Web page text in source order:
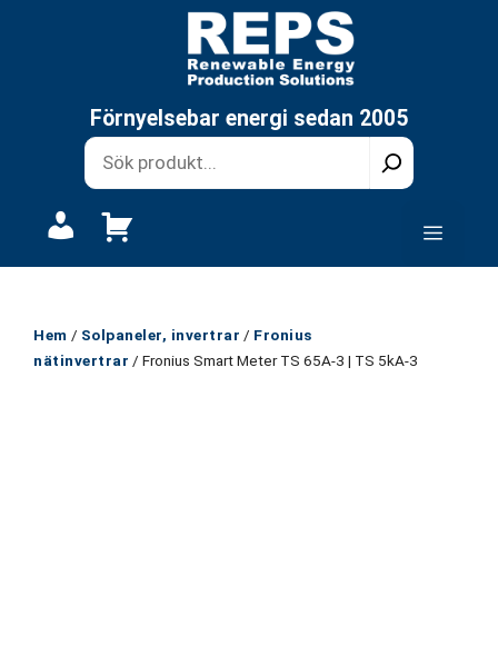
Förnyelsebar energi sedan 2005
Meny
Hem / Solpaneler, invertrar / Fronius
nätinvertrar / Fronius Smart Meter TS 65A-3 | TS 5kA-3